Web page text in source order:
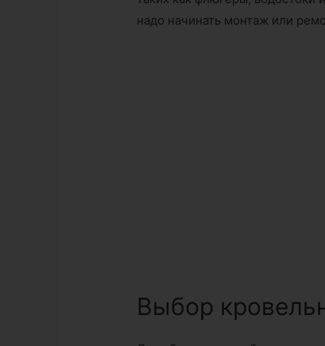
надо начинать монтаж или
Выбор